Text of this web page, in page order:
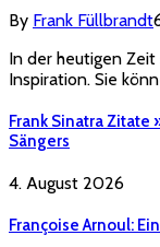
By Frank Füllbrandt
In der heutigen
Inspiration. Sie
Frank Sinatra
Sängers
4. August 2026
Françoise Arnoul: